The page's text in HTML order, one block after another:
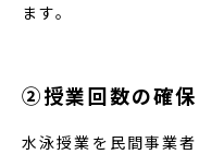
ます。
②授業回数の確保
水泳授業を民間事業